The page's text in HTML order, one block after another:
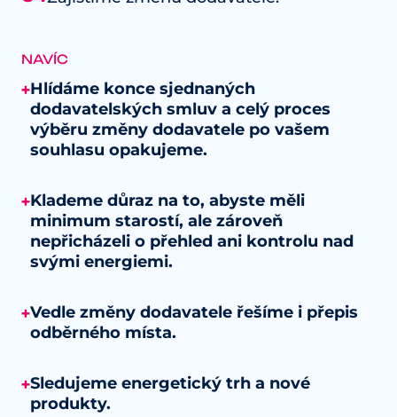
NAVÍC
+Hlídáme konce sjednaných
dodavatelských smluv a celý proces
výběru změny dodavatele po vašem
souhlasu opakujeme.
+Klademe důraz na to, abyste měli
minimum starostí, ale zároveň
nepřicházeli o přehled ani kontrolu nad
svými energiemi.
+Vedle změny dodavatele řešíme i přepis
odběrného místa.
+Sledujeme energetický trh a nové
produkty.